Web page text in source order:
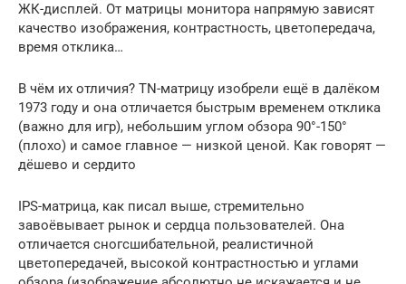
ЖК-дисплей. От матрицы монитора напрямую зависят
качество изображения, контрастность, цветопередача,
время отклика…
В чём их отличия? TN-матрицу изобрели ещё в далёком
1973 году и она отличается быстрым временем отклика
(важно для игр), небольшим углом обзора 90°-150°
(плохо) и самое главное — низкой ценой. Как говорят —
дёшево и сердито
IPS-матрица, как писал выше, стремительно
завоёвывает рынок и сердца пользователей. Она
отличается сногсшибательной, реалистичной
цветопередачей, высокой контрастностью и углами